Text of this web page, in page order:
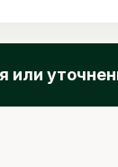
или